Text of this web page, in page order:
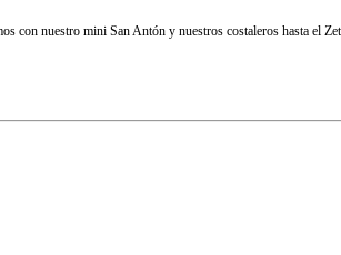
con nuestro mini San Antón y nuestros costaleros hasta el